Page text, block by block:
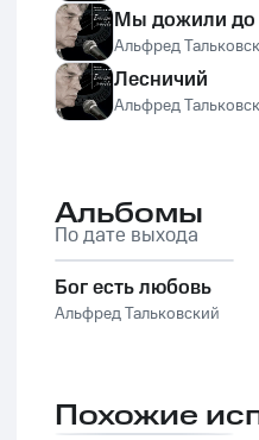
Мы дожили до
Альфред
Лесничий
Альфред
Альбомы
По дате выхода
Бог есть любовь
Альфред Тальковский
Похожие